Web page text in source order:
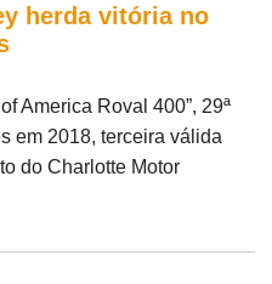
herda vitória no
America Roval 400”, 29ª
em 2018, terceira válida
do Charlotte Motor